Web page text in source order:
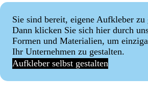
Sie sind bereit, eigene Aufkleber zu
Dann klicken Sie sich hier durch
Formen und Materialien, um
Ihr Unternehmen zu gestalten.
Aufkleber selbst gestalten